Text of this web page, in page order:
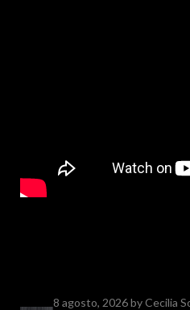
8 agosto, 2026by Cecilia